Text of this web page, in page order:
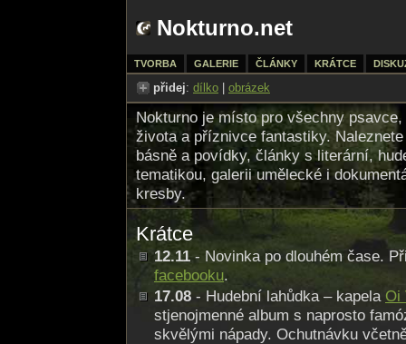
Nokturno.net
TVORBA GALERIE ČLÁNKY KRÁTCE
přidej: dílko obrázek
Nokturno je místo pro všechny
života a příznivce fantastiky.
básně a povídky, články s literární,
tematikou, galerii umělecké i
kresby.
Krátce
12.11 - Novinka po dlouhém čase.
facebooku.
17.08 - Hudební lahůdka – kapela Oi
stjenojmenné album s naprosto
skvělými nápady. Ochutnávku